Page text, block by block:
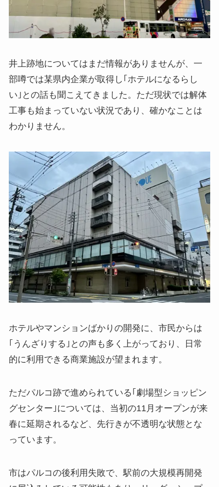
井上跡地についてはまだ情報がありませんが、一
部噂では某県内企業が取得し｢ホテルになるらし
い｣との話も聞こえてきました。ただ現状では解体
工事も始まっていない状況であり、確かなことは
わかりません。
ホテルやマンションばかりの開発に、市民からは
｢うんざりする｣との声も多く上がっており、日常
的に利用できる商業施設が望まれます。
ただパルコ跡で進められている｢劇場型ショッピン
グセンター｣については、当初の11月オープンが来
春に延期されるなど、先行きが不透明な状態とな
っています。
市はパルコの後利用失敗で、駅前の大規模再開発